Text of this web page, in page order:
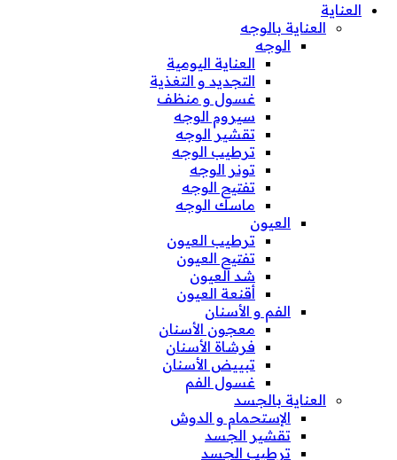
العناية
العناية بالوجه
الوجه
العناية اليومية
التجديد و التغذية
غسول و منظف
سيروم الوجه
تقشير الوجه
ترطيب الوجه
تونر الوجه
تفتيح الوجه
ماسك الوجه
العيون
ترطيب العيون
تفتيح العيون
شد العيون
أقنعة العيون
الفم و الأسنان
معجون الأسنان
فرشاة الأسنان
تبييض الأسنان
غسول الفم
العناية بالجسد
الإستحمام و الدوش
تقشير الجسد
ترطيب الجسد